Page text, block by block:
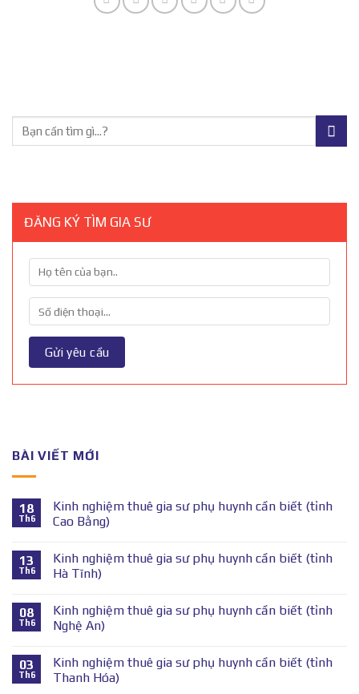
ĐĂNG KÝ TÌM GIA SƯ
BÀI VIẾT MỚI
18
Th6
Kinh nghiệm thuê gia sư phụ huynh cần biết (tỉnh
Cao Bằng)
13
Th6
Kinh nghiệm thuê gia sư phụ huynh cần biết (tỉnh
Hà Tĩnh)
08
Th6
Kinh nghiệm thuê gia sư phụ huynh cần biết (tỉnh
Nghệ An)
03
Th6
Kinh nghiệm thuê gia sư phụ huynh cần biết (tỉnh
Thanh Hóa)